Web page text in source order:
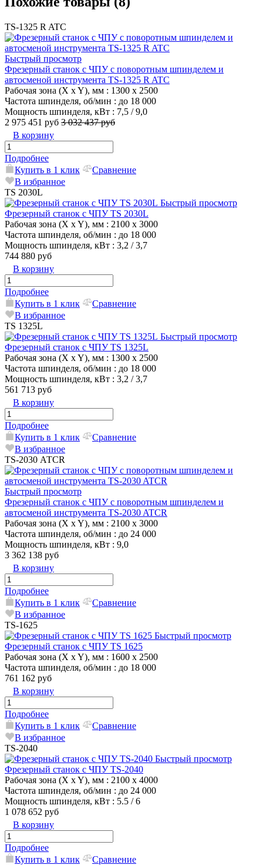
TS-1325 R ATC
Быстрый просмотр
Фрезерный станок с ЧПУ с поворотным шпинделем и
автосменой инструмента TS-1325 R ATC
Рабочая зона (X x Y), мм : 1300 x 2500
Частота шпинделя, об/мин : до 18 000
Мощность шпинделя, кВт : 7,5 / 9,0
2 975 451 руб 3 032 437 руб
В корзину
Подробнее
Купить в 1 клик
Сравнение
В избранное
TS 2030L
Быстрый просмотр
Фрезерный станок с ЧПУ TS 2030L
Рабочая зона (X x Y), мм : 2100 x 3000
Частота шпинделя, об/мин : до 18 000
Мощность шпинделя, кВт : 3,2 / 3,7
744 880 руб
В корзину
Подробнее
Купить в 1 клик
Сравнение
В избранное
TS 1325L
Быстрый просмотр
Фрезерный станок с ЧПУ TS 1325L
Рабочая зона (X x Y), мм : 1300 x 2500
Частота шпинделя, об/мин : до 18 000
Мощность шпинделя, кВт : 3,2 / 3,7
561 713 руб
В корзину
Подробнее
Купить в 1 клик
Сравнение
В избранное
TS-2030 АТСR
Быстрый просмотр
Фрезерный станок с ЧПУ с поворотным шпинделем и
автосменой инструмента TS-2030 ATCR
Рабочая зона (X x Y), мм : 2100 x 3000
Частота шпинделя, об/мин : до 24 000
Мощность шпинделя, кВт : 9,0
3 362 138 руб
В корзину
Подробнее
Купить в 1 клик
Сравнение
В избранное
TS-1625
Быстрый просмотр
Фрезерный станок с ЧПУ TS 1625
Рабочая зона (X x Y), мм : 1600 x 2500
Частота шпинделя, об/мин : до 18 000
761 162 руб
В корзину
Подробнее
Купить в 1 клик
Сравнение
В избранное
TS-2040
Быстрый просмотр
Фрезерный станок с ЧПУ TS-2040
Рабочая зона (X x Y), мм : 2100 x 4000
Частота шпинделя, об/мин : до 24 000
Мощность шпинделя, кВт : 5.5 / 6
1 078 652 руб
В корзину
Подробнее
Купить в 1 клик
Сравнение